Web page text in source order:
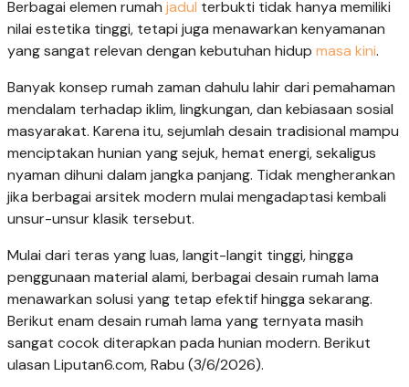
Berbagai elemen rumah jadul terbukti tidak hanya memiliki
nilai estetika tinggi, tetapi juga menawarkan kenyamanan
yang sangat relevan dengan kebutuhan hidup masa kini.
Banyak konsep rumah zaman dahulu lahir dari pemahaman
mendalam terhadap iklim, lingkungan, dan kebiasaan sosial
masyarakat. Karena itu, sejumlah desain tradisional mampu
menciptakan hunian yang sejuk, hemat energi, sekaligus
nyaman dihuni dalam jangka panjang. Tidak mengherankan
jika berbagai arsitek modern mulai mengadaptasi kembali
unsur-unsur klasik tersebut.
Mulai dari teras yang luas, langit-langit tinggi, hingga
penggunaan material alami, berbagai desain rumah lama
menawarkan solusi yang tetap efektif hingga sekarang.
Berikut enam desain rumah lama yang ternyata masih
sangat cocok diterapkan pada hunian modern. Berikut
ulasan Liputan6.com, Rabu (3/6/2026).